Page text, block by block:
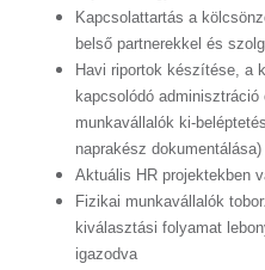
Kapcsolattartás a
belső partnerekkel és
Havi riportok készítése, a
kapcsolódó
munkavállalók ki-
naprakész dokumentálása)
Aktuális HR projektekben
Fizikai munkavállalók
kiválasztási folyamat
igazodva